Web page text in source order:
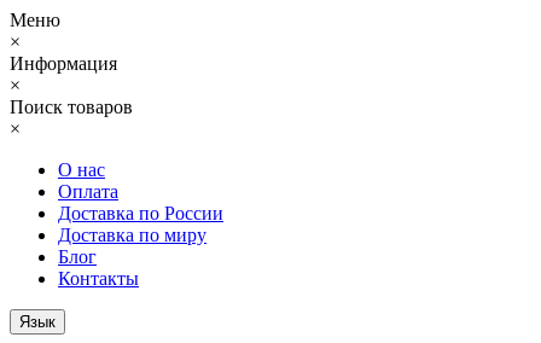
Меню
×
Информация
×
Поиск товаров
×
О нас
Оплата
Доставка по России
Доставка по миру
Блог
Контакты
Язык